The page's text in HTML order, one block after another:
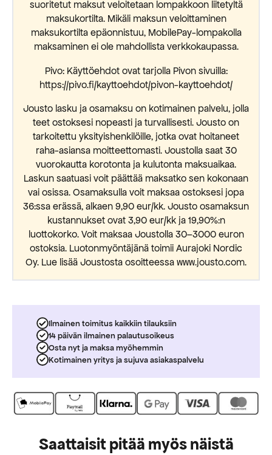
suoritetut maksut veloitetaan lompakkoon liitetyltä
maksukortilta. Mikäli maksun veloittaminen
maksukortilta epäonnistuu, MobilePay-lompakolla
maksaminen ei ole mahdollista verkkokaupassa.
Pivo: Käyttöehdot ovat tarjolla Pivon sivuilla:
https://pivo.fi/kayttoehdot/pivon-kayttoehdot/
Jousto lasku ja osamaksu on kotimainen palvelu, jolla
teet ostoksesi nopeasti ja turvallisesti. Jousto on
tarkoitettu yksityishenkilöille, jotka ovat hoitaneet
raha-asiansa moitteettomasti. Joustolla saat 30
vuorokautta korotonta ja kulutonta maksuaikaa.
Laskun saatuasi voit päättää maksatko sen kokonaan
vai osissa. Osamaksulla voit maksaa ostoksesi jopa
36:ssa erässä, alkaen 9,90 eur/kk. Jousto osamaksun
kustannukset ovat 3,90 eur/kk ja 19,90%:n
luottokorko. Voit maksaa Joustolla 30–3000 euron
ostoksia. Luotonmyöntäjänä toimii Aurajoki Nordic
Oy. Lue lisää Joustosta osoitteessa www.jousto.com.
Ilmainen toimitus kaikkiin tilauksiin
14 päivän ilmainen palautusoikeus
Osta nyt ja maksa myöhemmin
Kotimainen yritys ja sujuva asiakaspalvelu
Saattaisit pitää myös näistä